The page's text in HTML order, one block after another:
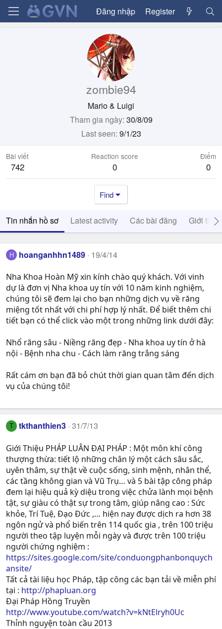
Đăng nhập Register
zombie94
Mario & Luigi
Tham gia ngày 30/8/09
Last seen 9/1/23
Bài viết
742
Reaction score
0
Điểm
0
Find
Tin nhắn hồ sơ Latest activity Các bài đăng Giới thiệu
H hoanganhhn1489 19/4/14
Nha Khoa Hoàn Mỹ xin kính chào quý khách. Với vinh
dự là đơn vị Nha khoa uy tín với 10 năm kinh nghiệm,
chúng tôi sẽ đem lại cho bạn những dịch vụ về răng
miệng tốt nhất với chi phí hợp lý nhất. Để biết thêm chi
tiết bạn có thể click vào một trong những link dưới đây:
Nhổ răng sâu - Niềng răng đẹp - Nha khoa uy tín ở hà
nội - Bệnh nha chu - Cách làm răng trắng sáng
Rất cám ơn bạn đã bỏ chút thời gian quan tâm đến dịch
vụ của chúng tôi!
T tkthanthien3 31/7/13
Giới Thiệu PHÁP LUÂN ĐẠI PHÁP : Một môn khí công
thượng thừa: tiết lộ những chân lý một cách sâu sắc,
uyên thâm, sự thật về cuộc sống, sinh mệnh, nhân thể,
các tầng không gian và Vũ Trụ… và 5 bài tập công pháp
đem lại hiệu quả kỳ diệu trong việc chửa lành mọi bệnh
tật, sự giàu có thật sự trong tâm, giúp nâng cao : Sức
khỏe, Trí Tuệ, Ðạo Ðức ,… hiện nay được dịch ra hơn 38
ngôn ngử và phổ biến trên 114 quốc gia , trên 100 triệu
người theo tập luyện mỗi ngày và được trên 100 triệu
người chứng nghiệm :
https://sites.google.com/site/conduongphanbonquych
ansite/
Tất cả tài liệu học Pháp, tập công các bạn tải về miễn phí
tại : http://phapluan.org
Đại Pháp Hồng Truyền
http://www.youtube.com/watch?v=kNtElryh0Uc
Thỉnh nguyện toàn cầu 2013